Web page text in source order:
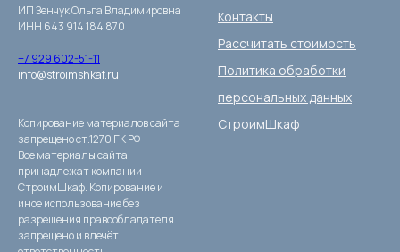
ИП Зенчук Ольга Владимировна
ИНН 643 914 184 870
+7 929 602-51-11
info@stroimshkaf.ru
Копирование материалов сайта
запрещено ст.1270 ГК РФ
Все материалы сайта
принадлежат компании
СтроимШкаф. Копирование и
иное использование без
разрешения правообладателя
запрещено и влечёт
Контакты
Рассчитать стоимость
Политика обработки
персональных данных
СтроимШкаф